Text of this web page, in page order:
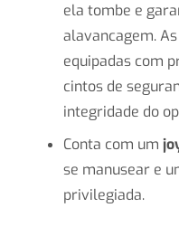
ela tombe e
alavancagem.
equipadas com
cintos de
integridade do
Conta com um
se manusear e
privilegiada.